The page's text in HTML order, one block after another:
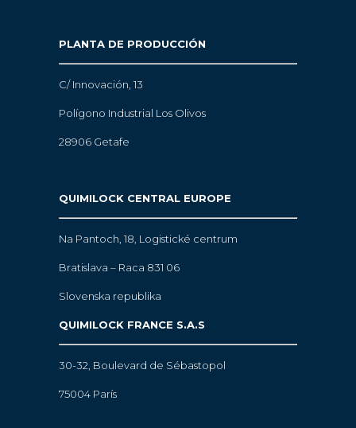
PLANTA DE PRODUCCIÓN
C/ Innovación, 13
Polígono Industrial Los Olivos
28906 Getafe
QUIMILOCK CENTRAL EUROPE
Na Pantoch, 18, Logistické centrum
Bratislava – Raca 831 06
Slovenska republika
QUIMILOCK FRANCE S.A.S
30-32, Boulevard de Sébastopol
75004 París